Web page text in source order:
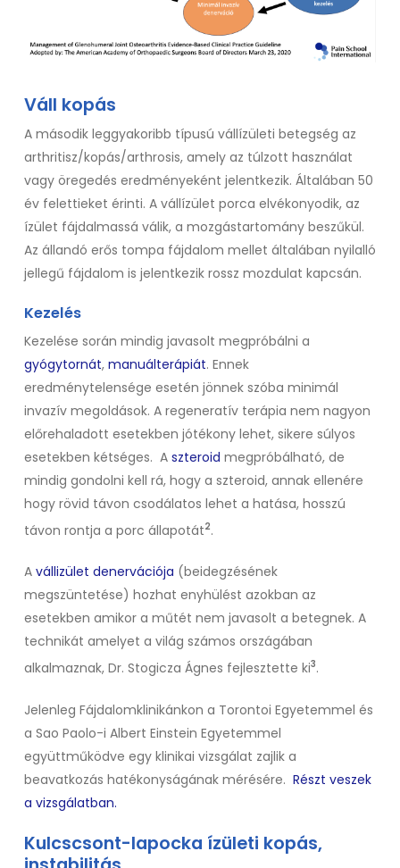
Váll kopás
A második leggyakoribb típusú vállízületi betegség az
arthritisz/kopás/arthrosis, amely az túlzott használat
vagy öregedés eredményeként jelentkezik. Általában 50
év felettieket érinti. A vállízület porca elvékonyodik, az
ízület fájdalmassá válik, a mozgástartomány beszűkül.
Az állandó erős tompa fájdalom mellet általában nyilalló
jellegű fájdalom is jelentkezik rossz mozdulat kapcsán.
Kezelés
Kezelése során mindig javasolt megpróbálni a
gyógytornát, manuálterápiát. Ennek
eredménytelensége esetén jönnek szóba minimál
invazív megoldások. A regeneratív terápia nem nagyon
előrehaladott esetekben jótékony lehet, sikere súlyos
esetekben kétséges. A szteroid megpróbálható, de
mindig gondolni kell rá, hogy a szteroid, annak ellenére
hogy rövid távon csodálatos lehet a hatása, hosszú
távon rontja a porc állapotát2.
A vállizület denervációja (beidegzésének
megszüntetése) hozhat enyhülést azokban az
esetekben amikor a műtét nem javasolt a betegnek. A
technikát amelyet a világ számos országában
alkalmaznak, Dr. Stogicza Ágnes fejlesztette ki3.
Jelenleg Fájdalomklinikánkon a Torontoi Egyetemmel és
a Sao Paolo-i Albert Einstein Egyetemmel
együttműködve egy klinikai vizsgálat zajlik a
beavatkozás hatékonyságának mérésére. Részt veszek
a vizsgálatban.
Kulcscsont-lapocka ízületi kopás,